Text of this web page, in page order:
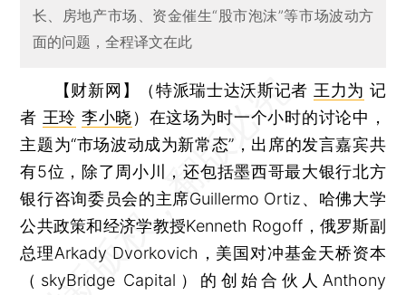
长、房地产市场、资金催生“股市泡沫”等市场波动方
面的问题，全程译文在此
【财新网】（特派瑞士达沃斯记者 王力为 记
者 王玲 李小晓） 在这场为时一个小时的讨论中，
主题为“市场波动成为新常态”，出席的发言嘉宾共
有5位，除了周小川，还包括墨西哥最大银行北方
银行咨询委员会的主席Guillermo Ortiz、哈佛大学
公共政策和经济学教授Kenneth Rogoff，俄罗斯副
总理Arkady Dvorkovich，美国对冲基金天桥资本
（skyBridge Capital）的创始合伙人Anthony